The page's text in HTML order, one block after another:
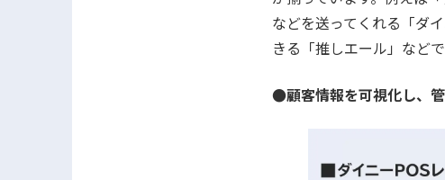
などを送ってくれる「ダ
きる「推しエール」など
●顧客情報を可視化し、管